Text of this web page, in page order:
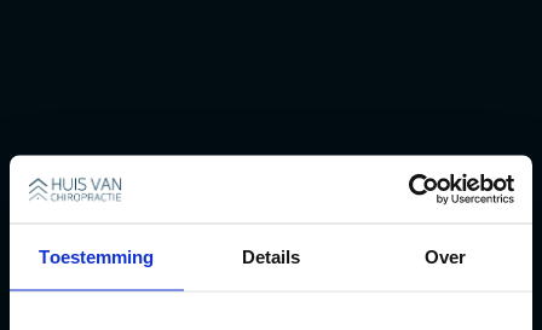
Toestemming Details Over
Mariëtte